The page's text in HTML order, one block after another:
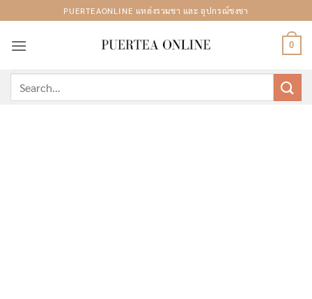
to
content
PUERTEAONLINE แหล่งรวมชา และ อุปกรณ์ชงชา
0
for: